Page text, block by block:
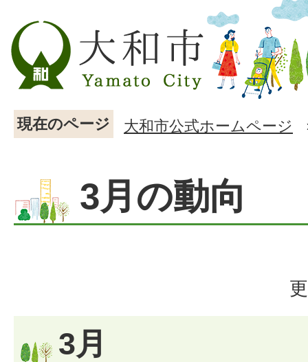
現在のページ 大和市公式ホームページ
3月の動向
3月